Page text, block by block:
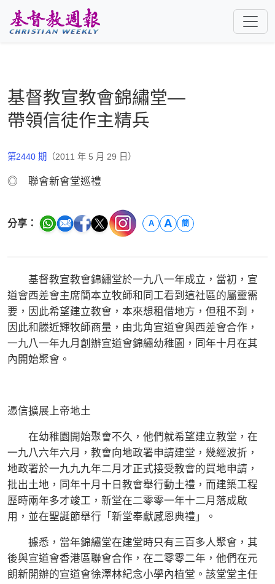
基督教宣教會錦繡堂—
帶領信徒作主精兵
第2440 期 （2011 年 5 月 29 日）
◎ 聯會新會堂巡禮
分享： A A 簡
基督教宣教會錦繡堂於一九八一年成立，當初，宣
道會西差會主席簡本立牧師和同工看到這社區的屬靈需
要，因此希望建立教會，本來想租借地方，但租不到，
因此和滕近輝牧師商量，由北角宣道會與西差會合作，
一九八一年九月創辦宣道會錦繡幼稚園，同年十月在其
內開始聚會。
憑信擴展上帝地土
在幼稚園開始聚會不久，他們就希望建立教堂，在
一九八六年六月，教會向地政署申請建堂，幾經波折，
地政署於一九九九年二月才正式接受教會的買地申請，
批出土地，同年十月十日教會舉行動土禮，而建築工程
歷時兩年多才竣工，新堂在二零零一年十二月落成啟
用，並在聖誕節舉行「新堂奉獻感恩典禮」。
據悉，當年錦繡堂在建堂時只有三百多人聚會，其
後與宣道會香港區聯會合作，在二零零二年，他們在元
朗新開辦的宣道會徐澤林紀念小學內植堂。該堂堂主任